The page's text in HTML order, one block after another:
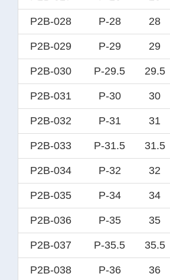
P2B-028 P-28 28
P2B-029 P-29 29
P2B-030 P-29.5 29.5
P2B-031 P-30 30
P2B-032 P-31 31
P2B-033 P-31.5 31.5
P2B-034 P-32 32
P2B-035 P-34 34
P2B-036 P-35 35
P2B-037 P-35.5 35.5
P2B-038 P-36 36